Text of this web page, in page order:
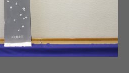
弓浜絣